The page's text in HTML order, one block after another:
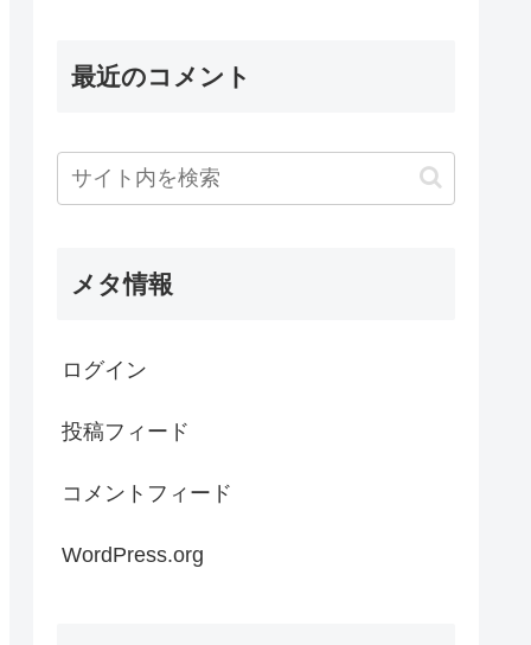
最近のコメント
メタ情報
ログイン
投稿フィード
コメントフィード
WordPress.org